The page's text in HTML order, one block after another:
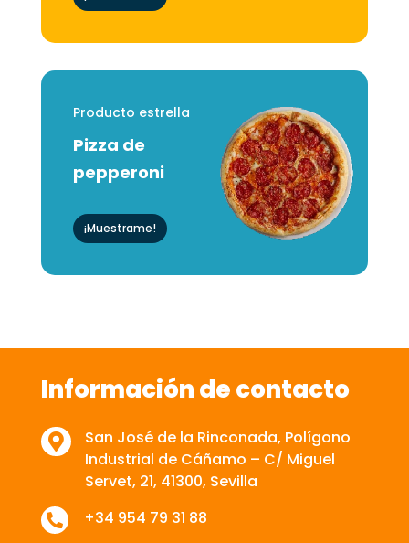
Producto estrella
Pizza de
pepperoni
¡Muestrame!
Información de contacto

San José de la Rinconada, Polígono
Industrial de Cáñamo – C/ Miguel
Servet, 21, 41300, Sevilla
 +34 954 79 31 88